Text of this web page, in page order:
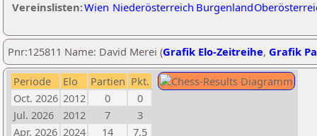
Vereinslisten:Wien Niederösterreich Burgenland
Pnr:125811 Name: David Merei (Grafik Elo-Zeitreihe, Grafik
Periode Elo Partien Pkt.
Oct. 2026 2012 0
0
Jul. 2026
2012 7
3
Apr. 2026 2024 14
7,5